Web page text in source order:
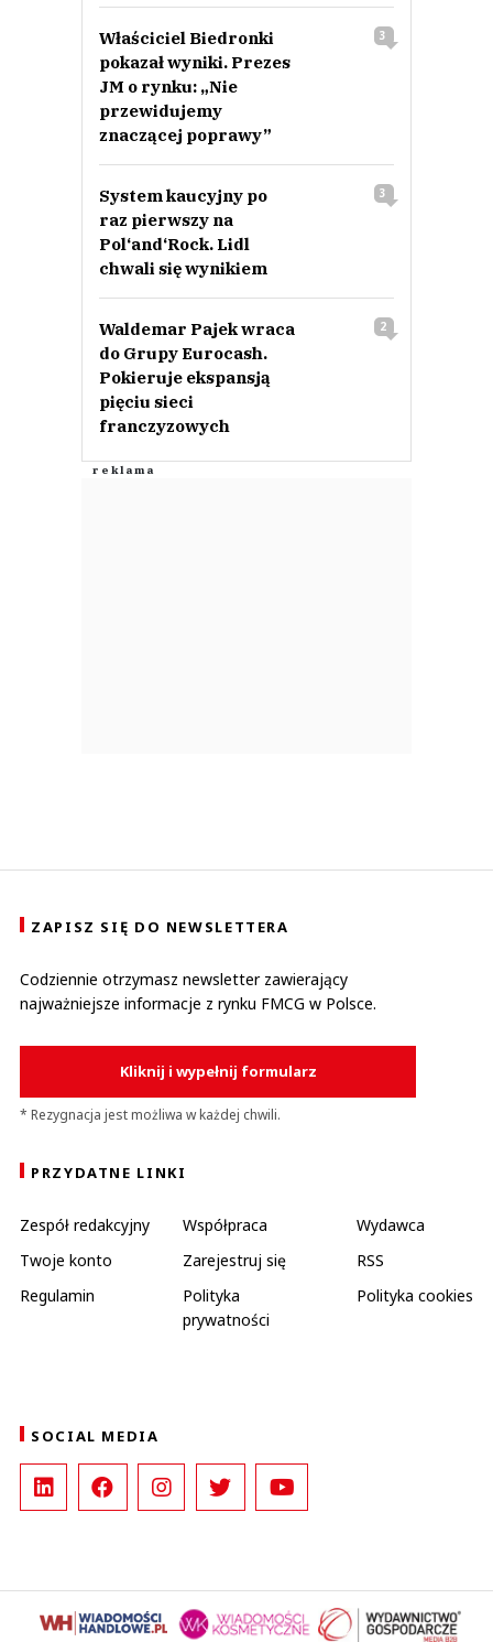
Właściciel Biedronki
pokazał wyniki. Prezes
JM o rynku: „Nie
przewidujemy
znaczącej poprawy”
3
System kaucyjny po
raz pierwszy na
Pol‘and‘Rock. Lidl
chwali się wynikiem
3
Waldemar Pajek wraca
do Grupy Eurocash.
Pokieruje ekspansją
pięciu sieci
franczyzowych
2
ZAPISZ SIĘ DO NEWSLETTERA
Codziennie otrzymasz newsletter zawierający
najważniejsze informacje z rynku FMCG w Polsce.
Kliknij i wypełnij formularz
* Rezygnacja jest możliwa w każdej chwili.
PRZYDATNE LINKI
Zespół redakcyjny Współpraca
Wydawca
Twoje konto
Zarejestruj się
RSS
Regulamin
Polityka
prywatności
Polityka cookies
SOCIAL MEDIA